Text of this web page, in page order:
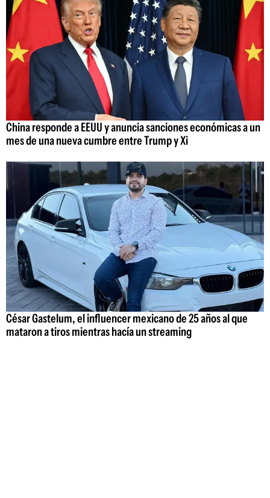
China responde a EEUU y anuncia sanciones económicas a un
mes de una nueva cumbre entre Trump y Xi
César Gastelum, el influencer mexicano de 25 años al que
mataron a tiros mientras hacía un streaming